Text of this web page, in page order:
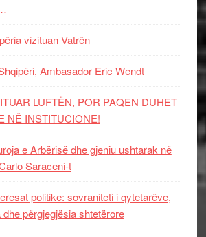
vizituan Vatrën
Ambasador Eric Wendt
LUFTËN, POR PAQEN DUHET
NË INSTITUCIONE!
e Arbërisë dhe gjeniu ushtarak në
Saraceni-t
politike: sovraniteti i qytetarëve,
përgjegjësia shtetërore